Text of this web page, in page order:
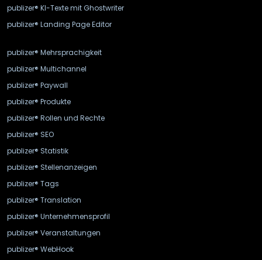
publizer® KI-Texte mit Ghostwriter
publizer® Landing Page Editor
publizer® Mehrsprachigkeit
publizer® Multichannel
publizer® Paywall
publizer® Produkte
publizer® Rollen und Rechte
publizer® SEO
publizer® Statistik
publizer® Stellenanzeigen
publizer® Tags
publizer® Translation
publizer® Unternehmensprofil
publizer® Veranstaltungen
publizer® WebHook